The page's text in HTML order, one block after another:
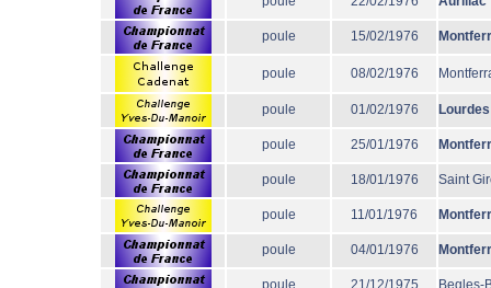
poule 15/02/1976
poule 08/02/1976
poule 01/02/1976 Lourdes
poule 25/01/1976
poule 18/01/1976 Saint
poule 11/01/1976
poule 04/01/1976
poule 21/12/1975 Begles-